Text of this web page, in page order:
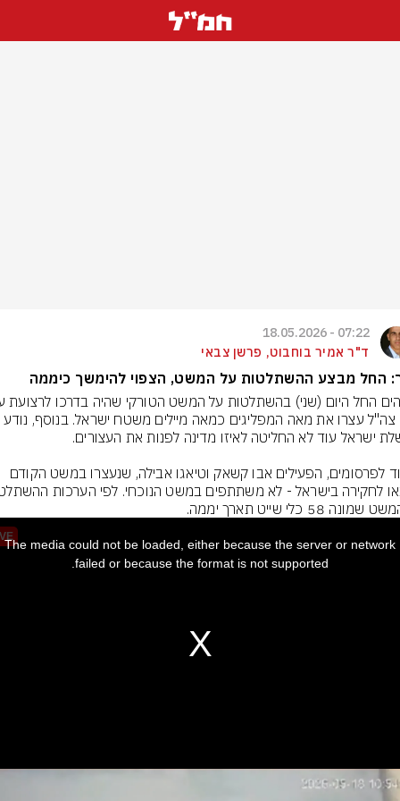
07:22 - 18.05.2026
ד"ר אמיר בוחבוט, פרשן צבאי
החל מבצע ההשתלטות על המשט, הצפוי להימשך כיממה
58 כלי שייט תארך יממה.
The media could not be loaded, either because the server or network
failed or because the format is not supported.